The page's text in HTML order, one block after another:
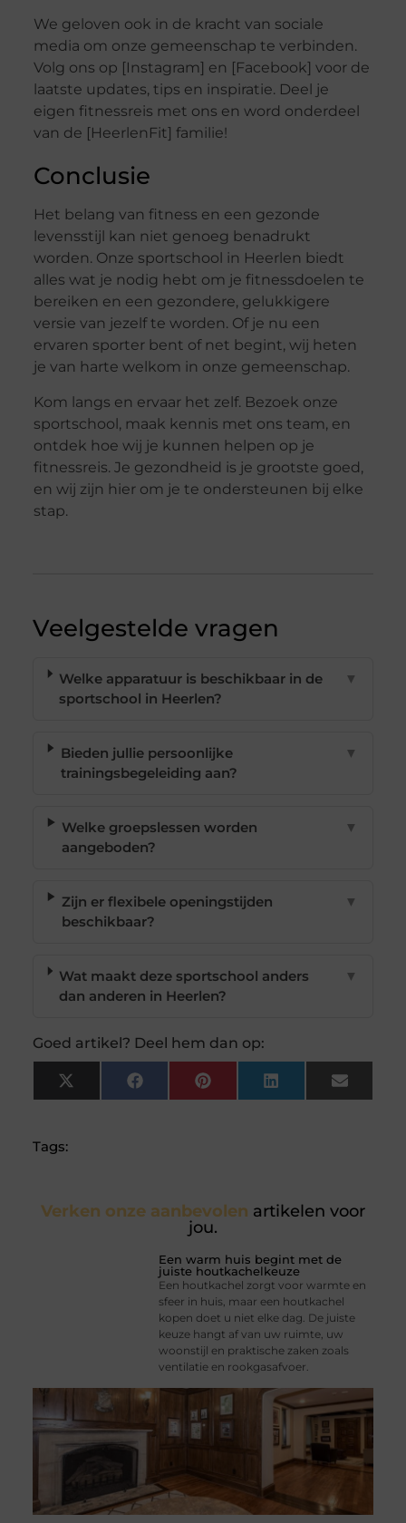
We geloven ook in de kracht van sociale
media om onze gemeenschap te verbinden.
Volg ons op [Instagram] en [Facebook] voor de
laatste updates, tips en inspiratie. Deel je
eigen fitnessreis met ons en word onderdeel
van de [HeerlenFit] familie!
Conclusie
Het belang van fitness en een gezonde
levensstijl kan niet genoeg benadrukt
worden. Onze sportschool in Heerlen biedt
alles wat je nodig hebt om je fitnessdoelen te
bereiken en een gezondere, gelukkigere
versie van jezelf te worden. Of je nu een
ervaren sporter bent of net begint, wij heten
je van harte welkom in onze gemeenschap.
Kom langs en ervaar het zelf. Bezoek onze
sportschool, maak kennis met ons team, en
ontdek hoe wij je kunnen helpen op je
fitnessreis. Je gezondheid is je grootste goed,
en wij zijn hier om je te ondersteunen bij elke
stap.
Veelgestelde vragen
Welke apparatuur is beschikbaar in de
sportschool in Heerlen?
▼
Bieden jullie persoonlijke
trainingsbegeleiding aan?
▼
Welke groepslessen worden
aangeboden?
▼
Zijn er flexibele openingstijden
beschikbaar?
▼
Wat maakt deze sportschool anders
dan anderen in Heerlen?
▼
Goed artikel? Deel hem dan op:
X
(Twitter)
FacebookPinterest LinkedIn Email
Tags:
Verken onze aanbevolen artikelen voor
jou.
Een warm huis begint met de
juiste houtkachelkeuze
Een houtkachel zorgt voor warmte en
sfeer in huis, maar een houtkachel
kopen doet u niet elke dag. De juiste
keuze hangt af van uw ruimte, uw
woonstijl en praktische zaken zoals
ventilatie en rookgasafvoer.